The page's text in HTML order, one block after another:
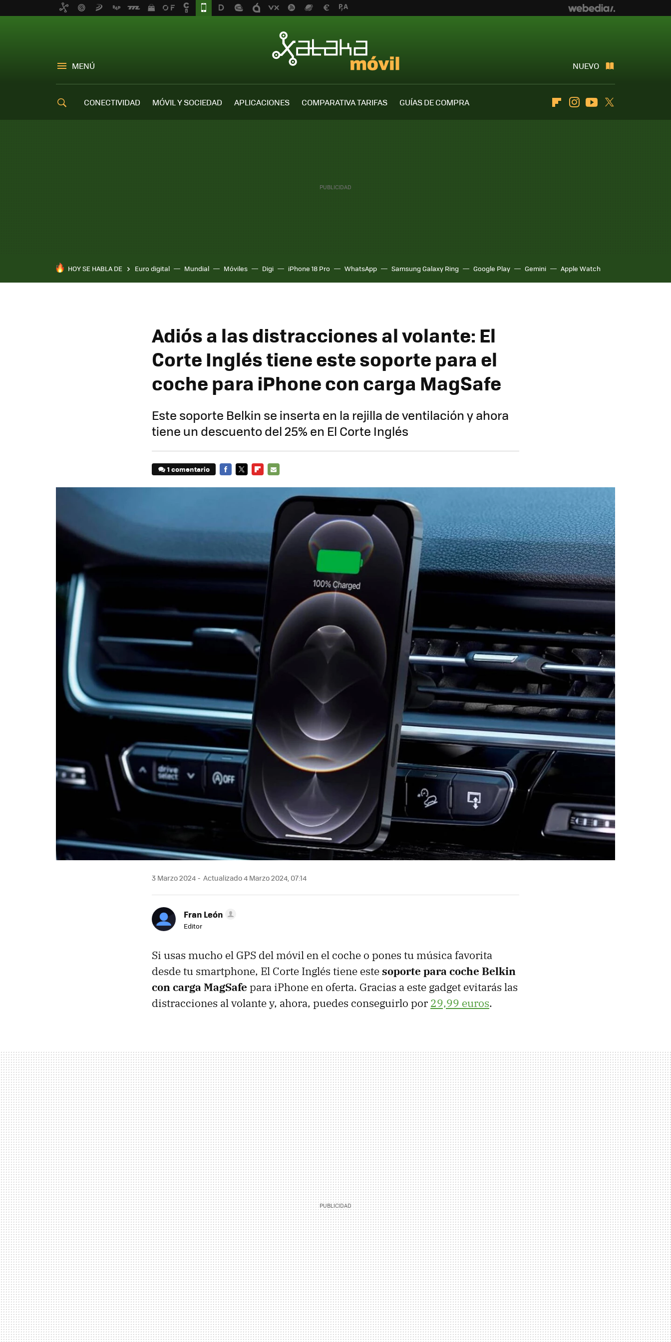
MENÚ NUEVO
CONECTIVIDAD MÓVIL Y SOCIEDAD APLICACIONES COMPARATIVA TARIFAS
GUÍAS DE COMPRA
FlipboardInstagramYoutube
HOY SE HABLA DE Euro digital Mundial Móviles Digi iPhone 18 Pro WhatsApp Samsung Galaxy Ring Google Play Gemini Apple Watch
Adiós a las distracciones al volante: El
Corte Inglés tiene este soporte para el
coche para iPhone con carga MagSafe
Este soporte Belkin se inserta en la rejilla de ventilación y ahora
tiene un descuento del 25% en El Corte Inglés
1 comentario
3 Marzo 2024 Actualizado 4 Marzo 2024, 07:14
Fran León
Editor
Si usas mucho el GPS del móvil en el coche o pones tu música favorita
desde tu smartphone, El Corte Inglés tiene estesoporte para coche Belkin
con carga MagSafe para iPhone en oferta. Gracias a este gadget evitarás las
distracciones al volante y, ahora, puedes conseguirlo por 29,99 euros.